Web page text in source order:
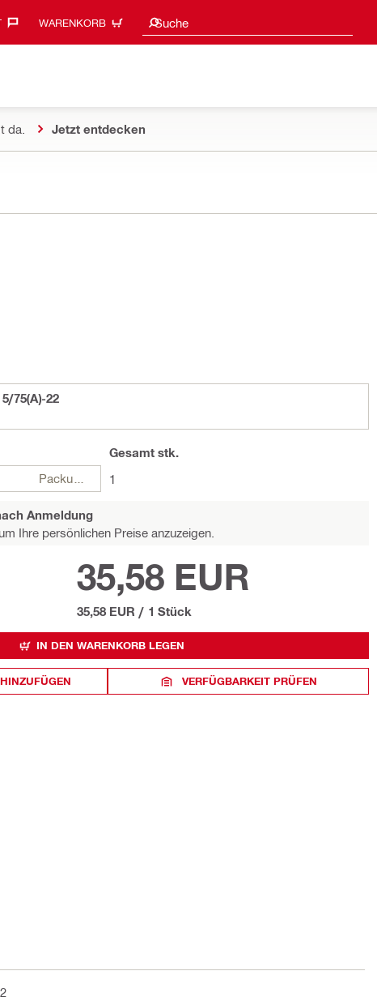
WARENKORB Suche
Suchvorschläge
da. Jetzt entdecken
75(A)-22
Gesamt stk.
1
Anmeldung
um Ihre persönlichen Preise anzuzeigen.
35,58 EUR
35,58 EUR / 1 Stück
IN DEN WARENKORB LEGEN
VERFÜGBARKEIT PRÜFEN